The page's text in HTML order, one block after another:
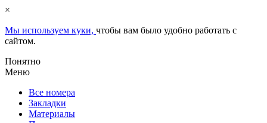
×
Мы используем куки, чтобы вам было удобно работать с
сайтом.
Понятно
Меню
Все номера
Закладки
Материалы